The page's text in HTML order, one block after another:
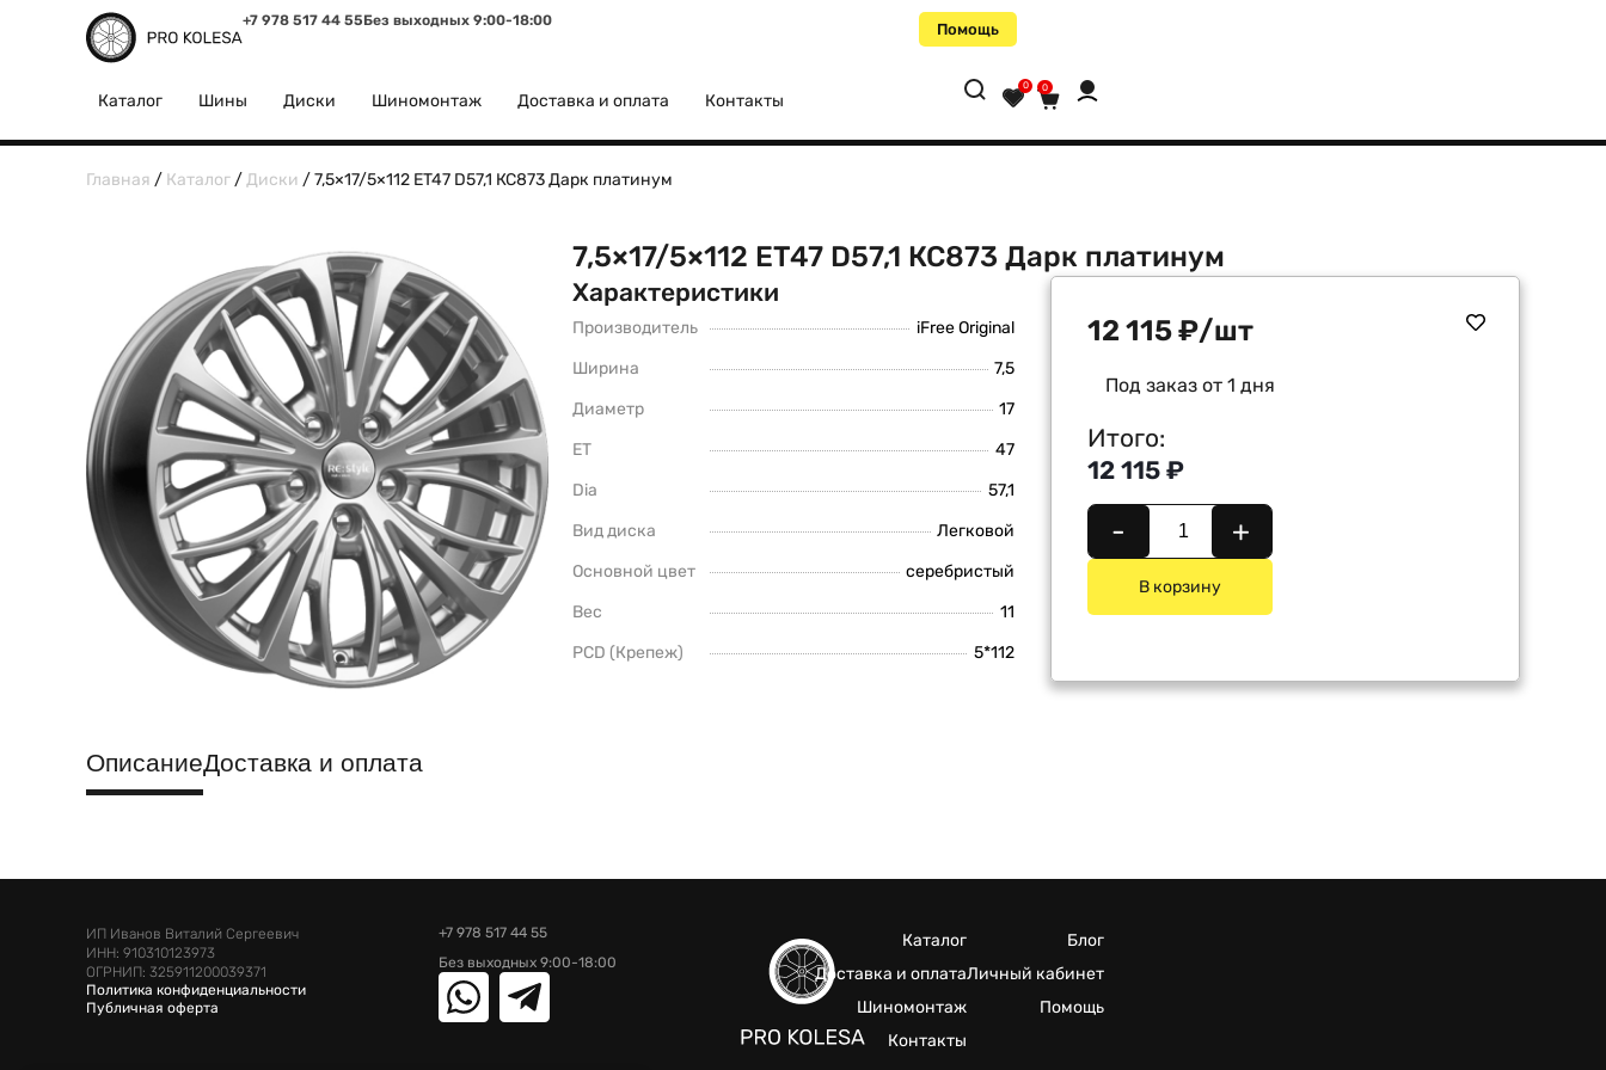
+7 978 517 44 55Без выходных 9:00-18:00 Помощь
Каталог Шины Диски Шиномонтаж Доставка и оплата Контакты
0 0
Главная / Каталог /Диски / 7,5×17/5×112 ET47 D57,1 КС873 Дарк платинум
7,5×17/5×112 ET47 D57,1 КС873 Дарк платинум
Характеристики
Производитель
iFree Original
Ширина
7,5
Диаметр
17
ET
47
Dia
57,1
Вид диска
Легковой
Основной цвет
серебристый
Вес
11
PCD (Крепеж)
5*112
12 115₽/шт
Под заказ от 1 дня
Итого:
12 115 ₽
- +
В корзину
ОписаниеДоставка и оплата
ИП Иванов Виталий Сергеевич
ИНН: 910310123973
ОГРНИП: 325911200039371
Политика конфиденциальности
Публичная оферта
+7 978 517 44 55
Без выходных 9:00-18:00
Каталог
Доставка и оплата
Шиномонтаж
Контакты
Блог
Личный кабинет
Помощь